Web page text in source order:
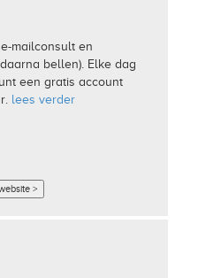
mailconsult en
bellen). Elke dag
een gratis account
lees verder
>